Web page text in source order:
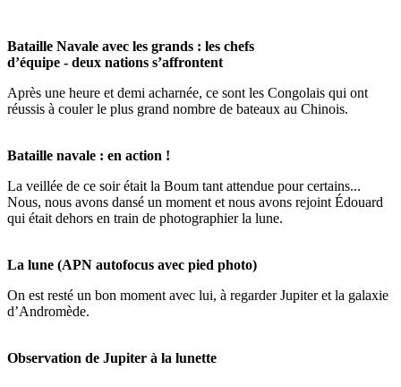
Bataille Navale avec les grands : les chefs
d’équipe - deux nations s’affrontent
Après une heure et demi acharnée, ce sont les Congolais qui ont
réussis à couler le plus grand nombre de bateaux au Chinois.
Bataille navale : en action !
La veillée de ce soir était la Boum tant attendue pour certains...
Nous, nous avons dansé un moment et nous avons rejoint Édouard
qui était dehors en train de photographier la lune.
La lune (APN autofocus avec pied photo)
On est resté un bon moment avec lui, à regarder Jupiter et la galaxie
d’Andromède.
Observation de Jupiter à la lunette